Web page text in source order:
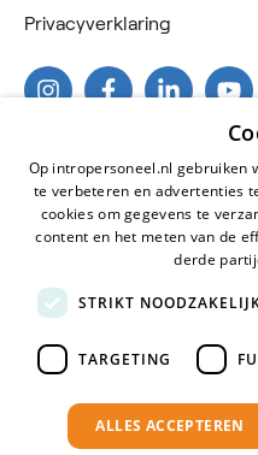
Privacyverklaring
2026 © Intro Personeel
Certificeringen
Algemene voorwaarden
Privacyverklaring
Op intropersoneel.nl gebruiken
te verbeteren en advertenties
cookies om gegevens te
content en het meten van de
derde
STRIKT
TARGETING
ALLES ACCEPTEREN